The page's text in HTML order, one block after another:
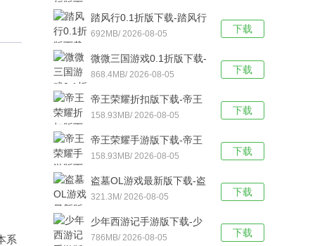
系
v1.0.0安卓版下载
下载
踏风行0.1折版下载-踏风行
折扣版 v3.0.1安卓版下载
692MB/ 2026-08-05
下载
微微三国游戏0.1折版下载-
微微三国福利版 v1.0安卓
版下载
868.4MB/ 2026-08-05
下载
帝王荣耀折扣版下载-帝王
荣耀满VIP福利版v9.0安卓
版下载
158.93MB/ 2026-08-05
下载
帝王荣耀手游版下载-帝王
荣耀鬼服资源独享版 v9.0
安卓版下载
158.93MB/ 2026-08-05
下载
盗墓OL游戏最新版下载-盗
墓OL官方版 V2.934安卓版
下载
321.3M/ 2026-08-05
下载
少年西游记手游版下载-少
年西游记 v9.5.03安卓版下
786MB/ 2026-08-05